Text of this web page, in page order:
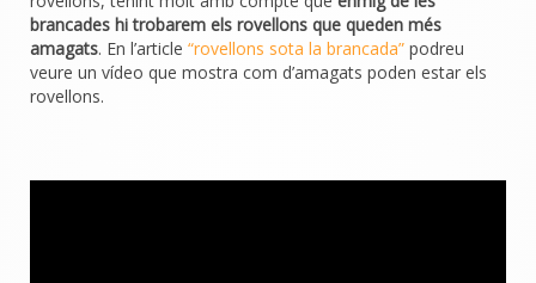
brancades hi trobarem els rovellons que queden més
amagats. En l’article “rovellons sota la brancada” podreu
veure un vídeo que mostra com d’amagats poden estar els
rovellons.